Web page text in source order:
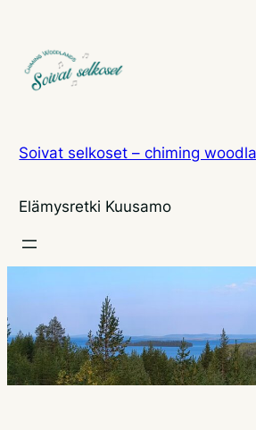
Soivat selkoset – chiming
Elämysretki Kuusamo